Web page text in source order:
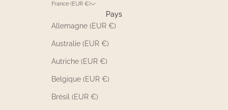
France (EUR €)
Pays
Allemagne (EUR €)
Australie (EUR €)
Autriche (EUR €)
Belgique (EUR €)
Brésil (EUR €)